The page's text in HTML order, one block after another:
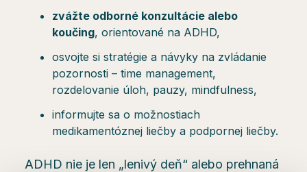
zvážte odborné konzultácie alebo
koučing, orientované na ADHD,
osvojte si stratégie a návyky na zvládanie
pozornosti – time management,
rozdelovanie úloh, pauzy, mindfulness,
informujte sa o možnostiach
medikamentóznej liečby a podpornej liečby.
ADHD nie je len „lenivý deň“ alebo prehnaná